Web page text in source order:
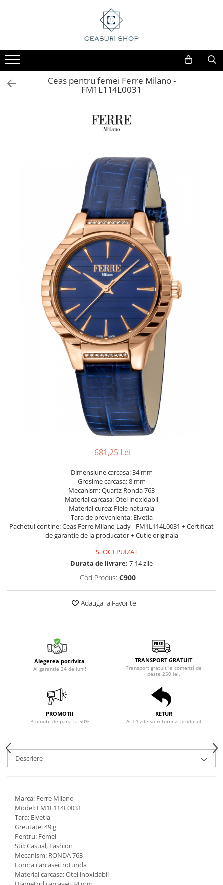
Ceas pentru femei Ferre Milano -
FM1L114L0031
681,25 Lei
Dimensiune carcasa: 34 mm
Grosime carcasa: 8 mm
Mecanism: Quartz Ronda 763
Material carcasa: Otel inoxidabil
Material curea: Piele naturala
Tara de provenienta: Elvetia
Pachetul contine: Ceas Ferre Milano Lady - FM1L114L0031 + Certificat
de garantie de la producator + Cutie originala
STOC EPUIZAT
Durata de livrare: 7-14 zile
Cod Produs: C900
Adauga la Favorite
Alegerea potrivita
Ai garantie 24 de luni!
TRANSPORT GRATUIT
Transport gratuit la comenzi de
peste 250 lei.
PROMOTII
Promotii de pana la 50%
RETUR
Ai 14 zile sa returnezi produsul
Descriere
Marca: Ferre Milano
Model: FM1L114L0031
Tara: Elvetia
Greutate: 49 g
Pentru: Femei
Stil: Casual, Fashion
Mecanism: RONDA 763
Forma carcasei: rotunda
Material carcasa: Otel inoxidabil